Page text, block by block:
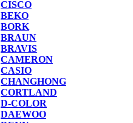
CISCO
BEKO
BORK
BRAUN
BRAVIS
CAMERON
CASIO
CHANGHONG
CORTLAND
D-COLOR
DAEWOO